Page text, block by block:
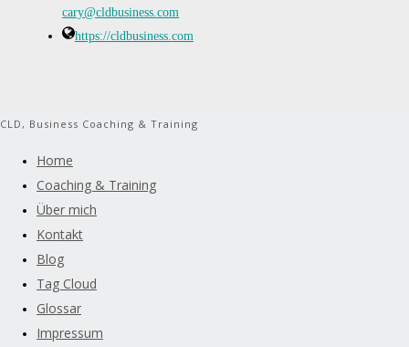
cary@cldbusiness.com
https://cldbusiness.com
CLD, Business Coaching & Training
Home
Coaching & Training
Über mich
Kontakt
Blog
Tag Cloud
Glossar
Impressum